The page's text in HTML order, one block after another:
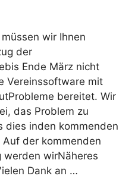
wir Ihnen
der
Ende März nicht
Vereinssoftware mit
bereitet. Wir
das Problem zu
dies inden kommenden
der kommenden
werden wirNäheres
Dank an …